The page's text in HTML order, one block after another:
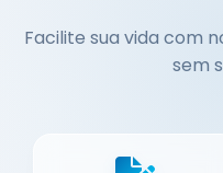
Facilite sua vida com
sem